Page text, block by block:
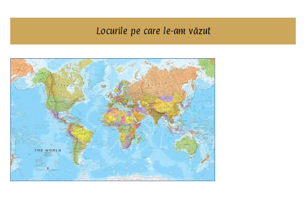
Locurile pe care le-am văzut